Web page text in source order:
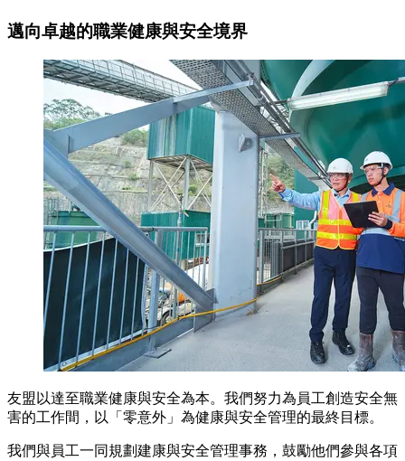
邁向卓越的職業健康與安全境界
友盟以達至職業健康與安全為本。我們努力為員工創造安全無
害的工作間，以「零意外」為健康與安全管理的最終目標。
我們與員工一同規劃建康與安全管理事務，鼓勵他們參與各項